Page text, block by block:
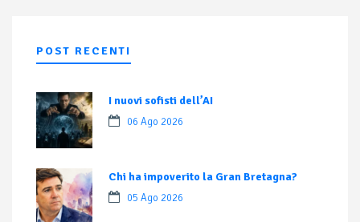
POST RECENTI
I nuovi sofisti dell’AI
06 Ago 2026
Chi ha impoverito la Gran Bretagna?
05 Ago 2026